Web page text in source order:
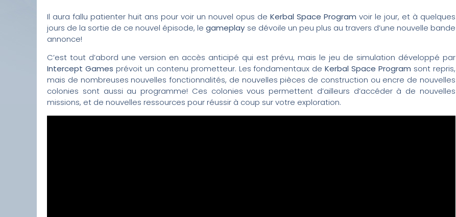
Il aura fallu patienter huit ans pour voir un nouvel opus de Kerbal Space Program voir le jour, et à quelques
jours de la sortie de ce nouvel épisode, legameplay se dévoile un peu plus au travers d’une nouvelle bande
annonce!
C’est tout d’abord une version en accès anticipé qui est prévu, mais le jeu de simulation développé par
Intercept Games prévoit un contenu prometteur. Les fondamentaux deKerbal Space Program sont repris,
mais de nombreuses nouvelles fonctionnalités, de nouvelles pièces de construction ou encre de nouvelles
colonies sont aussi au programme! Ces colonies vous permettent d’ailleurs d’accéder à de nouvelles
missions, et de nouvelles ressources pour réussir à coup sur votre exploration.